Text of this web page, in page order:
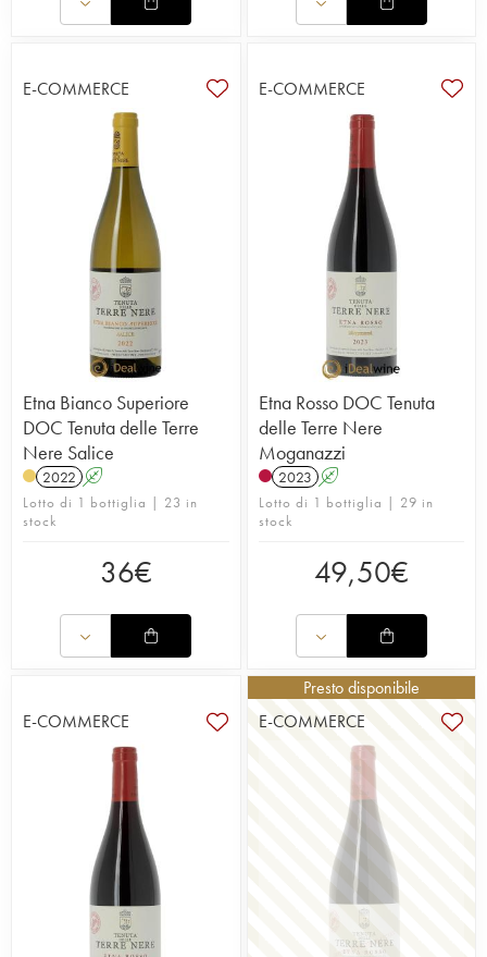
E-COMMERCE
Etna Bianco Superiore
DOC Tenuta delle Terre
Nere Salice
2022 A
Lotto di 1 bottiglia | 23 in
stock
36€
E-COMMERCE
Etna Rosso DOC Tenuta
delle Terre Nere
Moganazzi
2023 A
Lotto di 1 bottiglia | 29 in
stock
49,50€
E-COMMERCE
Presto disponibile
E-COMMERCE